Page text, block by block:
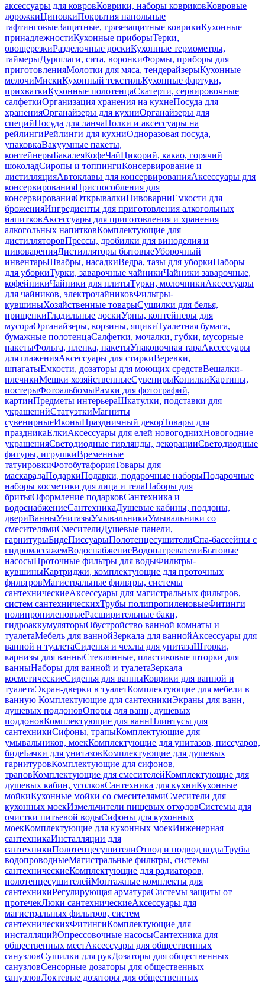
аксессуары для ковровКоврики, наборы ковриковКовровые
дорожкиЦиновкиПокрытия напольные
тафтинговыеЗащитные, грязезащитные коврикиКухонные
принадлежностиКухонные приборыТерки,
овощерезкиРазделочные доскиКухонные термометры,
таймерыДуршлаги, сита, воронкиФормы, приборы для
приготовленияМолотки для мяса, тендерайзерыКухонные
мелочиМискиКухонный текстильКухонные фартуки,
прихваткиКухонные полотенцаСкатерти, сервировочные
салфеткиОрганизация хранения на кухнеПосуда для
храненияОрганайзеры для кухниОрганайзеры для
специйПосуда для ланчаПолки и аксессуары на
рейлингиРейлинги для кухниОдноразовая посуда,
упаковкаВакуумные пакеты,
контейнерыБакалеяКофеЧайЦикорий, какао, горячий
шоколадСиропы и топпингиКонсервирование и
дистилляцияАвтоклавы для консервированияАксессуары для
консервированияПриспособления для
консервированияОткрывалкиПивоварниЕмкости для
броженияИнгредиенты для приготовления алкогольных
напитковАксессуары для приготовления и хранения
алкогольных напитковКомплектующие для
дистилляторовПрессы, дробилки для виноделия и
пивоваренияДистилляторы бытовыеУборочный
инвентарьШвабры, насадкиВедра, тазы для уборкиНаборы
для уборкиТурки, заварочные чайникиЧайники заварочные,
кофейникиЧайники для плитыТурки, молочникиАксессуары
для чайников, электрочайниковФильтры-
кувшиныХозяйственные товарыСушилки для белья,
прищепкиГладильные доскиУрны, контейнеры для
мусораОрганайзеры, корзины, ящикиТуалетная бумага,
бумажные полотенцаСалфетки, мочалки, губки, мусорные
пакетыФольга, пленка, пакетыУпаковочная тараАксессуары
для глаженияАксессуары для стиркиВеревки,
шпагатыЕмкости, дозаторы для моющих средствВешалки-
плечикиМешки хозяйственныеСувенирыКопилкиКартины,
постерыФотоальбомыРамки для фотографий,
картинПредметы интерьераШкатулки, подставки для
украшенийСтатуэткиМагниты
сувенирныеИконыПраздничный декорТовары для
праздникаЕлкиАксессуары для елей новогоднихНовогодние
украшенияСветодиодные гирлянды, декорацииСветодиодные
фигуры, игрушкиВременные
татуировкиФотобутафорияТовары для
маскарадаПодаркиПодарки, подарочные наборыПодарочные
наборы косметики для лица и телаНаборы для
бритьяОформление подарковСантехника и
водоснабжениеСантехникаДушевые кабины, поддоны,
двериВанныУнитазыУмывальникиУмывальники со
смесителямиСмесителиДушевые панели,
гарнитурыБидеПиссуарыПолотенцесушителиСпа-бассейны с
гидромассажемВодоснабжениеВодонагревателиБытовые
насосыПроточные фильтры для водыФильтры-
кувшиныКартриджи, комплектующие для проточных
фильтровМагистральные фильтры, системы
сантехническиеАксессуары для магистральных фильтров,
систем сантехническихТрубы полипропиленовыеФитинги
полипропиленовыеРасширительные баки,
гидроаккумуляторыОбустройство ванной комнаты и
туалетаМебель для ваннойЗеркала для ваннойАксессуары для
ванной и туалетаСиденья и чехлы для унитазаШторки,
карнизы для ванныСтеклянные, пластиковые шторки для
ванныНаборы для ванной и туалетаЗеркала
косметическиеСиденья для ванныКоврики для ванной и
туалетаЭкран-дверки в туалетКомплектующие для мебели в
ванную Комплектующие для сантехникиЭкраны для ванн,
душевых поддоновОпоры для ванн, душевых
поддоновКомплектующие для ваннПлинтусы для
сантехникиСифоны, трапыКомплектующие для
умывальников, моекКомплектующие для унитазов, писсуаров,
бидеБачки для унитазовКомплектующие для душевых
гарнитуровКомплектующие для сифонов,
траповКомплектующие для смесителейКомплектующие для
душевых кабин, уголковСантехника для кухниКухонные
мойкиКухонные мойки со смесителямиСмесители для
кухонных моекИзмельчители пищевых отходовСистемы для
очистки питьевой водыСифоны для кухонных
моекКомплектующие для кухонных моекИнженерная
сантехникаИнсталляции для
сантехникиПолотенцесушителиОтвод и подвод водыТрубы
водопроводныеМагистральные фильтры, системы
сантехническиеКомплектующие для радиаторов,
полотенцесушителейМонтажные комплекты для
сантехникиРегулирующая арматураСистемы защиты от
протечекЛюки сантехническиеАксессуары для
магистральных фильтров, систем
сантехническихФитингиКомплектующие для
инсталляцийОпрессовочные насосыСантехника для
общественных местАксессуары для общественных
санузловСушилки для рукДозаторы для общественных
санузловСенсорные дозаторы для общественных
санузловЛоктевые дозаторы для общественных